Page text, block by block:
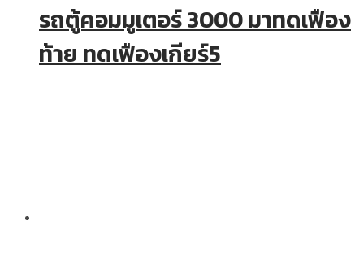
รถตู้คอมมูเตอร์ 3000 มาทดเฟือง
ท้าย ทดเฟืองเกียร์5